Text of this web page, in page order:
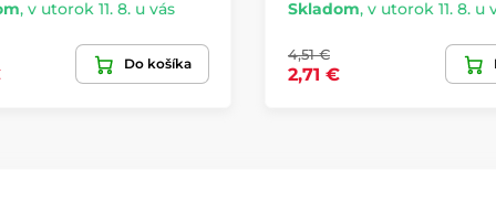
, v utorok 11. 8. u vás
Do košíka
Skladom, v utorok 11. 8. u
4,51 €
2,71 €